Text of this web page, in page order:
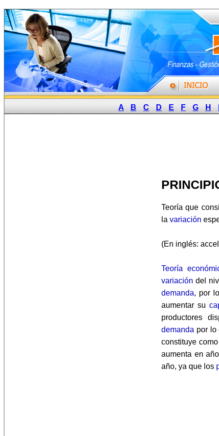
A B C D E F G H
Teoría que
la variación
(En inglés:
Teoría
variación del
demanda, por
aumentar su
productores
demanda por
constituye
aumenta en
año, ya que los